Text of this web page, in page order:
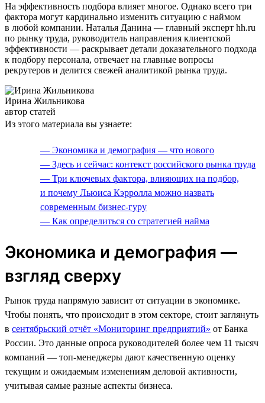
На эффективность подбора влияет многое. Однако всего три
фактора могут кардинально изменить ситуацию с наймом
в любой компании. Наталья Данина — главный эксперт hh.ru
по рынку труда, руководитель направления клиентской
эффективности — раскрывает детали доказательного подхода
к подбору персонала, отвечает на главные вопросы
рекрутеров и делится свежей аналитикой рынка труда.
Ирина Жильникова
автор статей
Из этого материала вы узнаете:
— Экономика и демография — что нового
— Здесь и сейчас: контекст российского рынка труда
— Три ключевых фактора, влияющих на подбор,
и почему Льюиса Кэрролла можно назвать
современным бизнес-гуру
— Как определиться со стратегией найма
Экономика и демография —
взгляд сверху
Рынок труда напрямую зависит от ситуации в экономике.
Чтобы понять, что происходит в этом секторе, стоит заглянуть
в сентябрьский отчёт «Мониторинг предприятий» от Банка
России. Это данные опроса руководителей более чем 11 тысяч
компаний — топ-менеджеры дают качественную оценку
текущим и ожидаемым изменениям деловой активности,
учитывая самые разные аспекты бизнеса.